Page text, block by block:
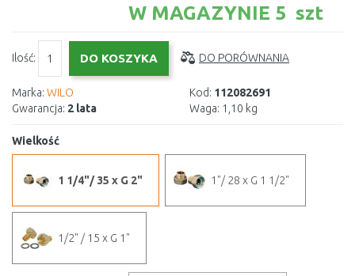
W MAGAZYNIE 5 szt
Ilość: DO PORÓWNANIA
Marka: WILO
Gwarancja: 2 lata
Kod: 112082691
Waga: 1,10 kg
Wielkość
1 1/4"/ 35 x G 2" 1"/ 28 x G 1 1/2"
1/2" / 15 x G 1"